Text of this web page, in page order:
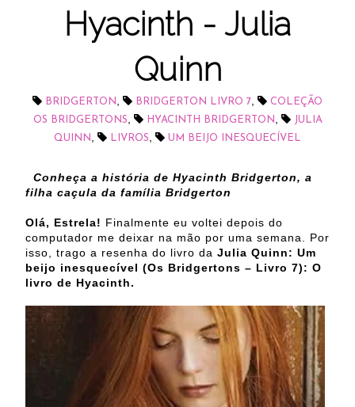
Hyacinth - Julia
Quinn
BRIDGERTON, BRIDGERTON LIVRO 7,
COLEÇÃO
OS BRIDGERTONS, HYACINTH BRIDGERTON,
JULIA
QUINN, LIVROS, UM BEIJO INESQUECÍVEL
Conheça a história de Hyacinth Bridgerton, a
filha caçula da família Bridgerton
Olá, Estrela! Finalmente eu voltei depois do
computador me deixar na mão por uma semana. Por
isso, trago a resenha do livro da Julia Quinn: Um
beijo inesquecível (Os Bridgertons – Livro 7): O
livro de Hyacinth.